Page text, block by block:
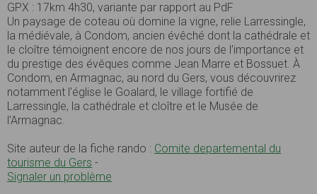
GPX : 17km 4h30, variante par rapport au PdF
Un paysage de coteau où domine la vigne, relie Larressingle,
la médiévale, à Condom, ancien évêché dont la cathédrale et
le cloître témoignent encore de nos jours de l'importance et
du prestige des évêques comme Jean Marre et Bossuet. À
Condom, en Armagnac, au nord du Gers, vous découvrirez
notamment l'église le Goalard, le village fortifié de
Larressingle, la cathédrale et cloître et le Musée de
l'Armagnac.
Site auteur de la fiche rando : Comite departemental du
tourisme du Gers -
Signaler un problème